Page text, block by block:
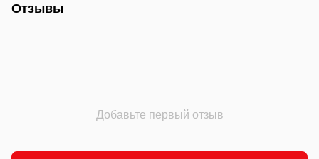
Отзывы
Добавьте первый отзыв